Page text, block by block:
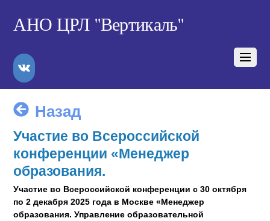
АНО ЦРЛ "Вертикаль"
VK
Назад
Участие во Всероссийской
конференции «Менеджер
образования.
Участие во Всероссийской конференции с 30 октября
по 2 декабря 2025 года в Москве «Менеджер
образования. Управление образовательной